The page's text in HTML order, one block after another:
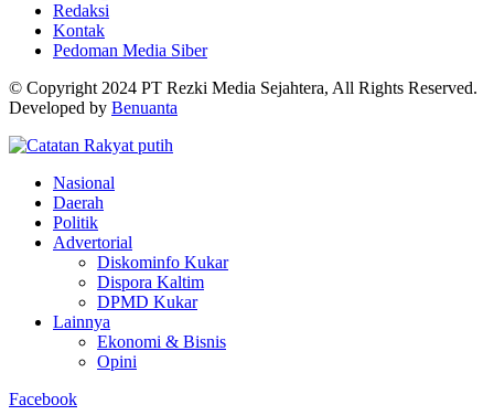
Redaksi
Kontak
Pedoman Media Siber
© Copyright 2024 PT Rezki Media Sejahtera, All Rights Reserved.
Developed by Benuanta
Nasional
Daerah
Politik
Advertorial
Diskominfo Kukar
Dispora Kaltim
DPMD Kukar
Lainnya
Ekonomi & Bisnis
Opini
Facebook